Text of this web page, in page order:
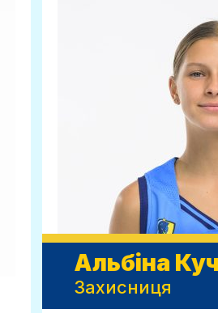
Альбіна
Захисниця